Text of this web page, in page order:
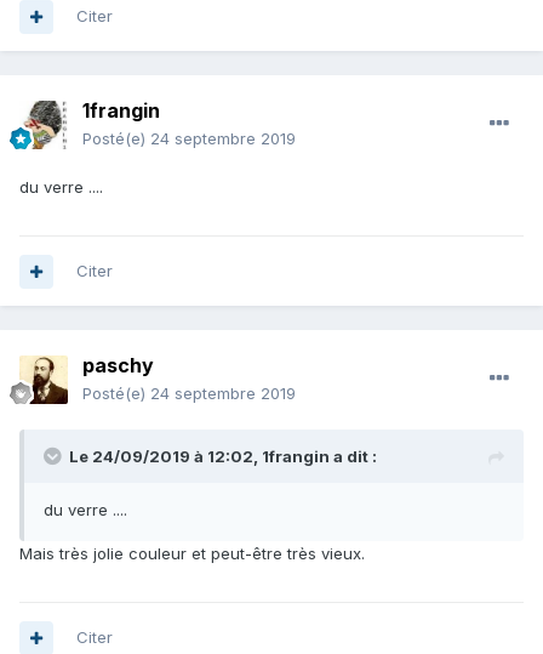
Citer
1frangin
Posté(e) 24 septembre 2019
du verre ....
Citer
paschy
Posté(e) 24 septembre 2019
Le 24/09/2019 à 12:02, 1frangin a dit :
du verre ....
Mais très jolie couleur et peut-être très vieux.
Citer